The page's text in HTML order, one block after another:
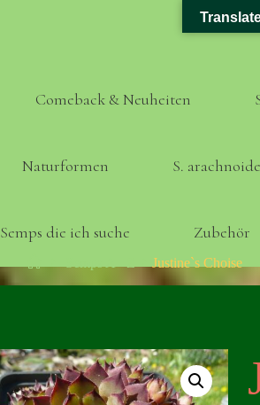
Comeback & Neuheiten
Naturformen S.
Semps die ich suche Zubehör
Semps A - Z Justine`s Choise